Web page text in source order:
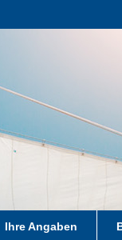
Ihre Angaben